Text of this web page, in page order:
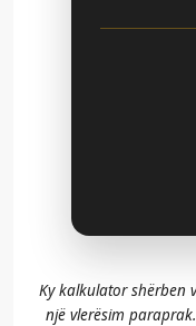
Ky kalkulator shërben
një vlerësim